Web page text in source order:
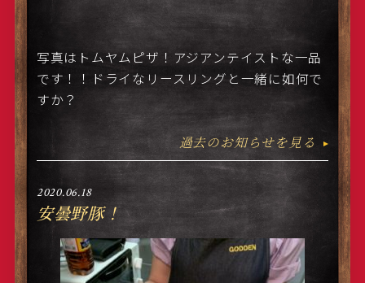
写真はトムヤムピザ！アジアンテイストな一品
です！！ドライなリースリングと一緒に如何で
すか？
過去のお知らせを見る
2020.06.18
安曇野豚！